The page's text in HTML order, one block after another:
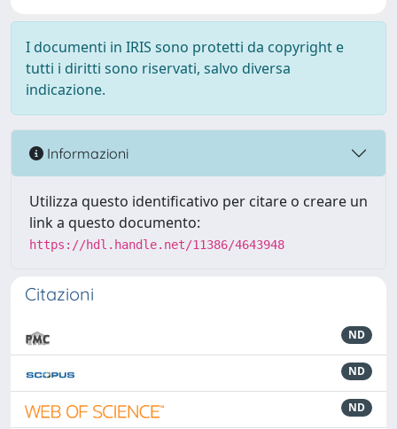
I documenti in IRIS sono protetti da copyright e
tutti i diritti sono riservati, salvo diversa
indicazione.
Informazioni
Utilizza questo identificativo per citare o creare un
link a questo documento:
https://hdl.handle.net/11386/4643948
Citazioni
ND
ND
ND